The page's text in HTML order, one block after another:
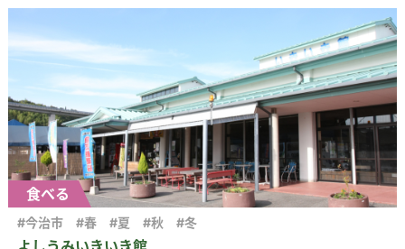
食べる
#今治市 #春 #夏 #秋 #冬